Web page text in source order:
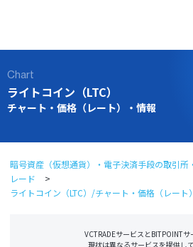
Chart
ライトコイン（LTC）
チャート・価格（レート）・情報
暗号資産（仮想通貨）・電子決済手段の取引所
レード
ライトコイン（LTC）/チャート・価格（レート）
VCTRADEサービスとBITPOINTサ
現状は異なるサービスを提供して